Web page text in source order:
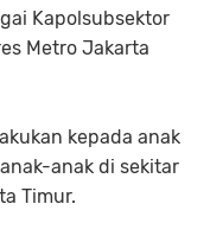
Kapolsubsektor
Metro Jakarta
kepada anak
anak di sekitar
Timur.